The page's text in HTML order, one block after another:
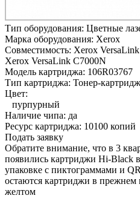
Тип оборудования: Цветные
Марка оборудования: Xerox
Совместимость: Xerox
Xerox VersaLink C7000N
Модель картриджа: 106R03767
Тип картриджа: Тонер-картридж
Цвет:
пурпурный
Наличие чипа: да
Ресурс картриджа: 10100 копий
Подать заявку
Обратите внимание, что в 3
появились картриджи Hi-Black
упаковке с пиктограммами и
остаются картриджи в прежнем
желтом